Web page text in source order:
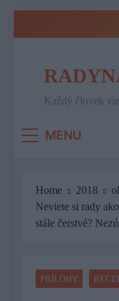
Každý človek
MENU
Home 2018
Neviete si rady
stále čerstvé?
PRÍLOHY